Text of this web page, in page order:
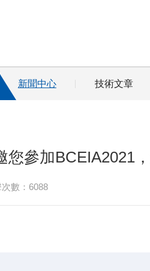
新聞中心
技術文章
參加BCEIA2021
數：6088